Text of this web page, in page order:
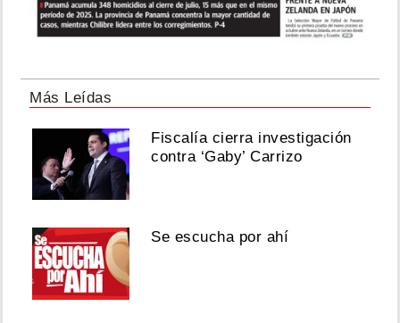
Más Leídas
Fiscalía cierra investigación
contra ‘Gaby’ Carrizo
Se escucha por ahí